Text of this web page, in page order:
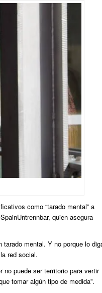
como “tarado mental” a
quien asegura
tarado mental. Y no porque lo
red social.
no puede ser territorio para vertir
tomar algún tipo de medida”.